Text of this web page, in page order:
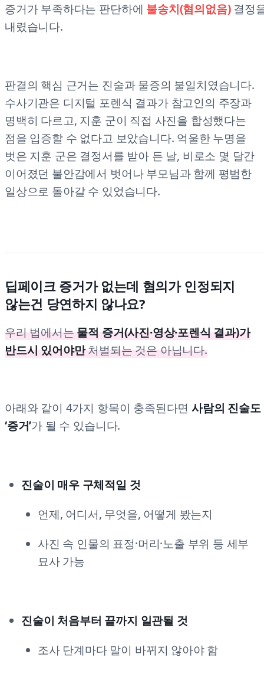
증거가 부족하다는 판단하에 불송치(혐의없음)결정
내렸습니다.
판결의 핵심 근거는 진술과 물증의 불일치였습니다.
수사기관은 디지털 포렌식 결과가 참고인의 주장과
명백히 다르고, 지훈 군이 직접 사진을 합성했다는
점을 입증할 수 없다고 보았습니다. 억울한 누명을
벗은 지훈 군은 결정서를 받아 든 날, 비로소 몇 달간
이어졌던 불안감에서 벗어나 부모님과 함께 평범한
일상으로 돌아갈 수 있었습니다.
딥페이크 증거가 없는데 혐의가 인정되지
않는건 당연하지 않나요?
우리 법에서는물적 증거(사진·영상·포렌식 결과)가
반드시 있어야만처벌되는 것은 아닙니다.
아래와 같이 4가지 항목이 충족된다면사람의 진술도
‘증거’가 될 수 있습니다.
진술이 매우 구체적일 것
언제, 어디서, 무엇을, 어떻게 봤는지
사진 속 인물의 표정·머리·노출 부위 등 세부
묘사 가능
진술이 처음부터 끝까지 일관될 것
조사 단계마다 말이 바뀌지 않아야 함